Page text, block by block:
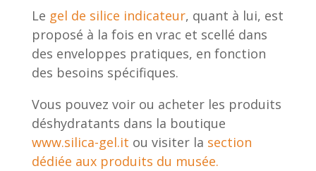
Le gel de silice indicateur, quant à lui, est
proposé à la fois en vrac et scellé dans
des enveloppes pratiques, en fonction
des besoins spécifiques.
Vous pouvez voir ou acheter les produits
déshydratants dans la boutique
www.silica-gel.it ou visiter la section
dédiée aux produits du musée.